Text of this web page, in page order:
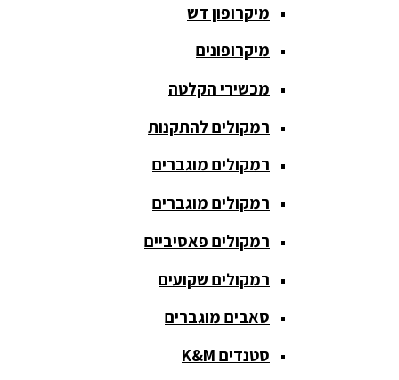
כבלים
ומתאמים
כריזה
ומגפונים
מדונה
אלחוטית
מיקסר
מוגברים
מיקרופון
מיקרופון דש
מיקרופונים
מכשירי הקלטה
רמקולים להתקנות
רמקולים מוגברים
רמקולים מוגברים
רמקולים פאסיביים
רמקולים שקועים
סאבים מוגברים
סטנדים K&M